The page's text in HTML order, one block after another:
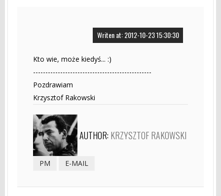
Writen at: 2012-10-23 15:30:30
Kto wie, może kiedyś... :)
------------------------------------------------
Pozdrawiam
Krzysztof Rakowski
AUTHOR: KRZYSZTOF RAKOWSKI
PM E-MAIL